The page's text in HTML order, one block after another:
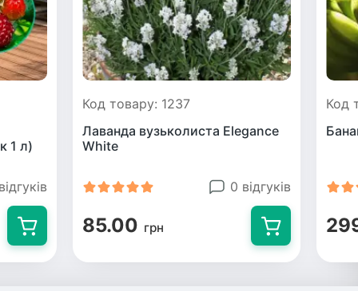
1 л)
Код товару: 1237
Лаванда вузьколиста Elegance
White
0 відгуків
85.00 грн
Код